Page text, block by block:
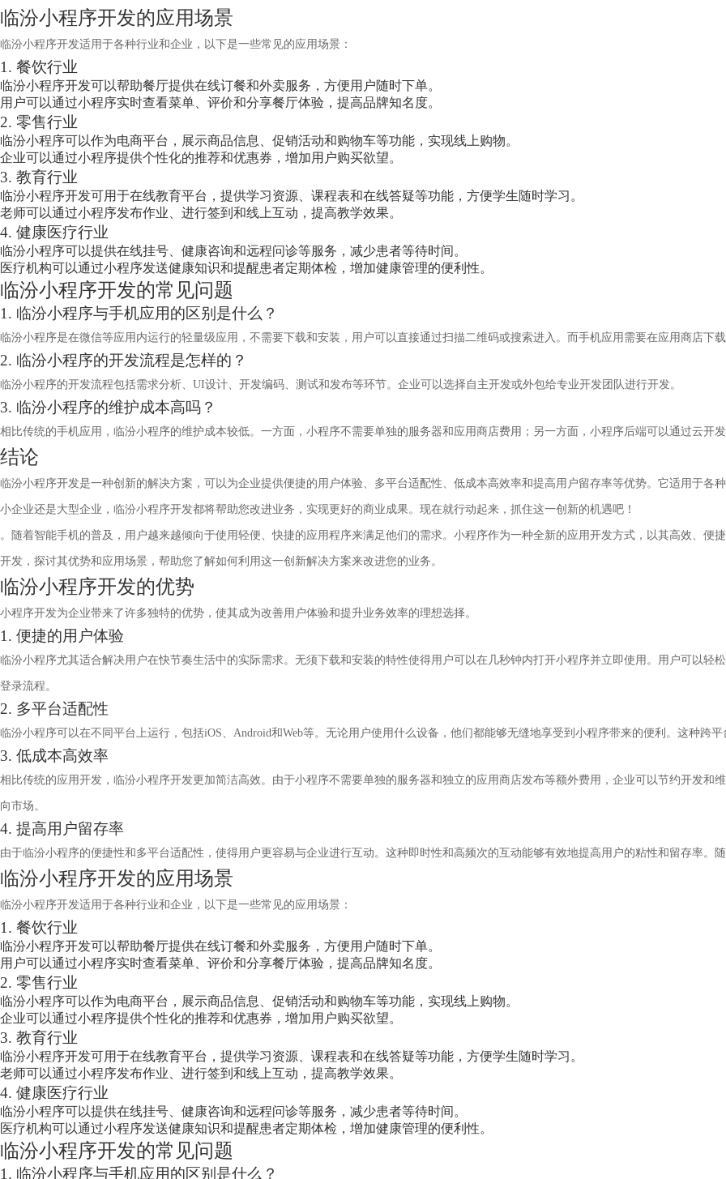
临汾小程序开发的应用场景
临汾小程序开发适用于各种行业和企业，以下是一些常见的应用场景：
1. 餐饮行业
临汾小程序开发可以帮助餐厅提供在线订餐和外卖服务，方便用户随时下单。
用户可以通过小程序实时查看菜单、评价和分享餐厅体验，提高品牌知名度。
2. 零售行业
临汾小程序可以作为电商平台，展示商品信息、促销活动和购物车等功能，实现线上购物。
企业可以通过小程序提供个性化的推荐和优惠券，增加用户购买欲望。
3. 教育行业
临汾小程序开发可用于在线教育平台，提供学习资源、课程表和在线答疑等功能，方便学生随时学习。
老师可以通过小程序发布作业、进行签到和线上互动，提高教学效果。
4. 健康医疗行业
临汾小程序可以提供在线挂号、健康咨询和远程问诊等服务，减少患者等待时间。
医疗机构可以通过小程序发送健康知识和提醒患者定期体检，增加健康管理的便利性。
临汾小程序开发的常见问题
1. 临汾小程序与手机应用的区别是什么？
临汾小程序是在微信等应用内运行的轻量级应用，不需要下载和安装，用户可以直接通过扫描二维码或搜索进入。而手机应用需要在应用商店下
2. 临汾小程序的开发流程是怎样的？
临汾小程序的开发流程包括需求分析、UI设计、开发编码、测试和发布等环节。企业可以选择自主开发或外包给专业开发团队进行开发。
3. 临汾小程序的维护成本高吗？
相比传统的手机应用，临汾小程序的维护成本较低。一方面，小程序不需要单独的服务器和应用商店费用；另一方面，小程序后端可以通过云开
结论
临汾小程序开发是一种创新的解决方案，可以为企业提供便捷的用户体验、多平台适配性、低成本高效率和提高用户留存率等优势。它适用于各
小企业还是大型企业，临汾小程序开发都将帮助您改进业务，实现更好的商业成果。现在就行动起来，抓住这一创新的机遇吧！
。随着智能手机的普及，用户越来越倾向于使用轻便、快捷的应用程序来满足他们的需求。小程序作为一种全新的应用开发方式，以其高效、
开发，探讨其优势和应用场景，帮助您了解如何利用这一创新解决方案来改进您的业务。
临汾小程序开发的优势
小程序开发为企业带来了许多独特的优势，使其成为改善用户体验和提升业务效率的理想选择。
1. 便捷的用户体验
临汾小程序尤其适合解决用户在快节奏生活中的实际需求。无须下载和安装的特性使得用户可以在几秒钟内打开小程序并立即使用。用户可以轻
登录流程。
2. 多平台适配性
临汾小程序可以在不同平台上运行，包括iOS、Android和Web等。无论用户使用什么设备，他们都能够无缝地享受到小程序带来的便利。这种跨
3. 低成本高效率
相比传统的应用开发，临汾小程序开发更加简洁高效。由于小程序不需要单独的服务器和独立的应用商店发布等额外费用，企业可以节约开发和
向市场。
4. 提高用户留存率
由于临汾小程序的便捷性和多平台适配性，使得用户更容易与企业进行互动。这种即时性和高频次的互动能够有效地提高用户的粘性和留存率
临汾小程序开发的应用场景
临汾小程序开发适用于各种行业和企业，以下是一些常见的应用场景：
1. 餐饮行业
临汾小程序开发可以帮助餐厅提供在线订餐和外卖服务，方便用户随时下单。
用户可以通过小程序实时查看菜单、评价和分享餐厅体验，提高品牌知名度。
2. 零售行业
临汾小程序可以作为电商平台，展示商品信息、促销活动和购物车等功能，实现线上购物。
企业可以通过小程序提供个性化的推荐和优惠券，增加用户购买欲望。
3. 教育行业
临汾小程序开发可用于在线教育平台，提供学习资源、课程表和在线答疑等功能，方便学生随时学习。
老师可以通过小程序发布作业、进行签到和线上互动，提高教学效果。
4. 健康医疗行业
临汾小程序可以提供在线挂号、健康咨询和远程问诊等服务，减少患者等待时间。
医疗机构可以通过小程序发送健康知识和提醒患者定期体检，增加健康管理的便利性。
临汾小程序开发的常见问题
1. 临汾小程序与手机应用的区别是什么？